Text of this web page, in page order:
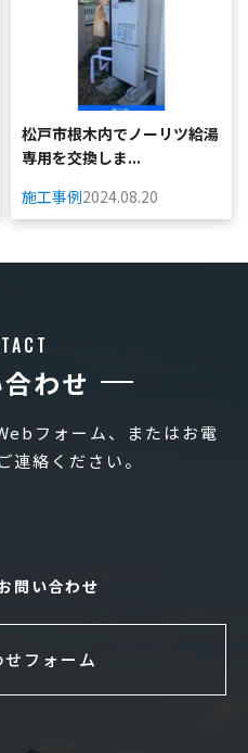
松戸市根木内でノーリツ給湯
専用を交換しま...
施工事例2024.08.20
わせ
フォーム、またはお電
連絡ください。
問い合わせ
フォーム